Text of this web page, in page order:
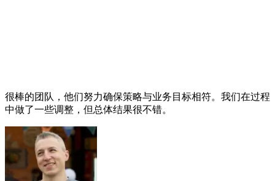
很棒的团队，他们努力确保策略与业务目标相符。我们在过程
中做了一些调整，但总体结果很不错。